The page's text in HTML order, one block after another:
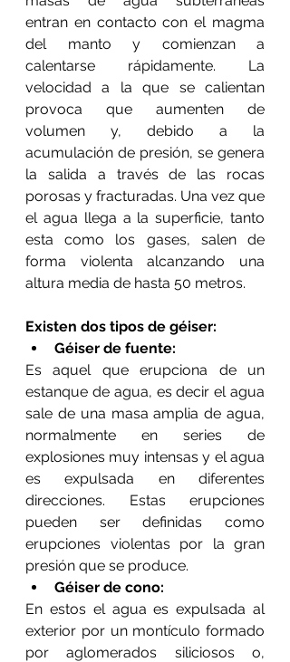
entran en contacto con el magma
del manto y comienzan a
calentarse rápidamente. La
velocidad a la que se calientan
provoca que aumenten de
volumen y, debido a la
acumulación de presión, se genera
la salida a través de las rocas
porosas y fracturadas. Una vez que
el agua llega a la superficie, tanto
esta como los gases, salen de
forma violenta alcanzando una
altura media de hasta 50 metros.
Existen dos tipos de géiser:
Géiser de fuente:
Es aquel que erupciona de un
estanque de agua, es decir el agua
sale de una masa amplia de agua,
normalmente en series de
explosiones muy intensas y el agua
es expulsada en diferentes
direcciones. Estas erupciones
pueden ser definidas como
erupciones violentas por la gran
presión que se produce.
Géiser de cono:
En estos el agua es expulsada al
exterior por un montículo formado
por aglomerados siliciosos o,